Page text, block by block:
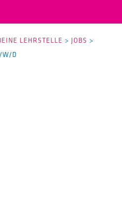
LEHRSTELLE > JOBS >
W/D